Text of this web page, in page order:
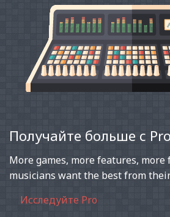
Получайте больше с Pro
More games, more features, more
musicians want the best from
Исследуйте Pro